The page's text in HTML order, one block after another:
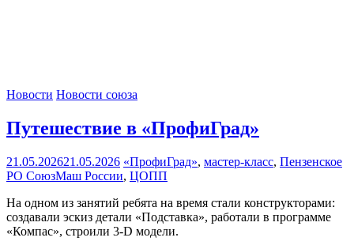
Новости Новости союза
Путешествие в «ПрофиГрад»
21.05.202621.05.2026 «ПрофиГрад», мастер-класс, Пензенское
РО СоюзМаш России, ЦОПП
На одном из занятий ребята на время стали конструкторами:
создавали эскиз детали «Подставка», работали в программе
«Компас», строили 3-D модели.